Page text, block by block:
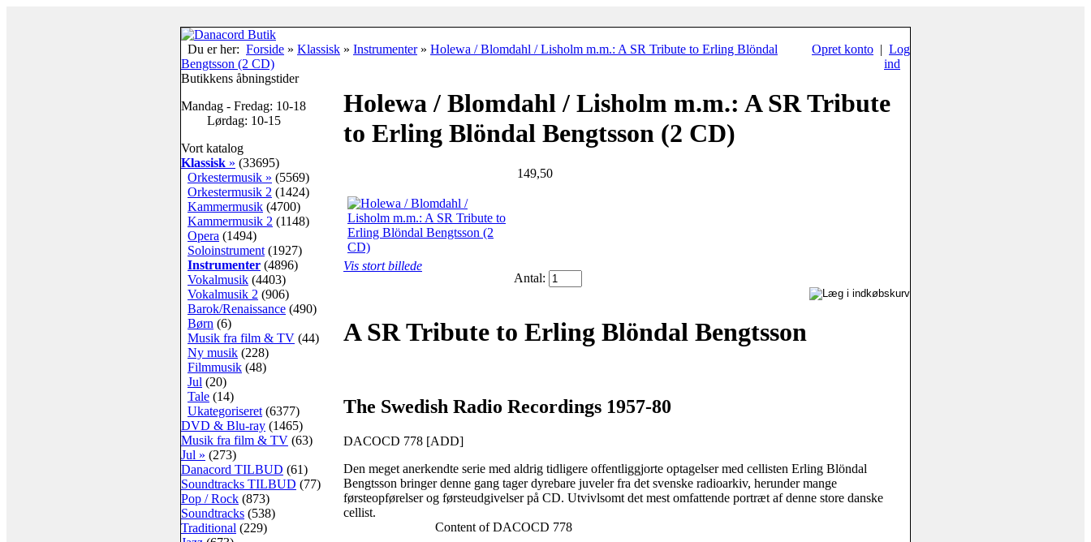
Du er her: Forside » Klassisk » Instrumenter» Holewa / Blomdahl / Lisholm m.m.: A SR Tribute to Erling Blöndal
Bengtsson (2 CD)
Opret konto | Log
ind
Butikkens åbningstider
Mandag - Fredag: 10-18
Lørdag: 10-15
Vort katalog
Klassisk » (33695)
Orkestermusik » (5569)
Orkestermusik 2 (1424)
Kammermusik (4700)
Kammermusik 2 (1148)
Opera (1494)
Soloinstrument (1927)
Instrumenter (4896)
Vokalmusik (4403)
Vokalmusik 2 (906)
Barok/Renaissance (490)
Børn (6)
Musik fra film & TV (44)
Ny musik (228)
Filmmusik (48)
Jul (20)
Tale (14)
Ukategoriseret (6377)
DVD & Blu-ray (1465)
Musik fra film & TV (63)
Jul » (273)
Danacord TILBUD (61)
Soundtracks TILBUD (77)
Pop / Rock (873)
Soundtracks (538)
Traditional (229)
Holewa / Blomdahl / Lisholm m.m.: A SR Tribute
to Erling Blöndal Bengtsson (2 CD)
Vis stort billede
149,50
Antal:
A SR Tribute to Erling Blöndal Bengtsson
The Swedish Radio Recordings 1957-80
DACOCD 778 [ADD]
Den meget anerkendte serie med aldrig tidligere offentliggjorte optagelser med cellisten Erling Blöndal
Bengtsson bringer denne gang tager dyrebare juveler fra det svenske radioarkiv, herunder mange
førsteopførelser og førsteudgivelser på CD. Utvivlsomt det mest omfattende portræt af denne store danske
cellist.
Content of DACOCD 778